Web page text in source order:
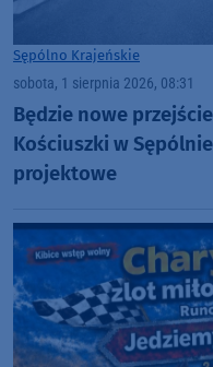
Sępólno Krajeńskie
sobota, 1 sierpnia 2026, 08:31
Będzie nowe
Kościuszki w
projektowe